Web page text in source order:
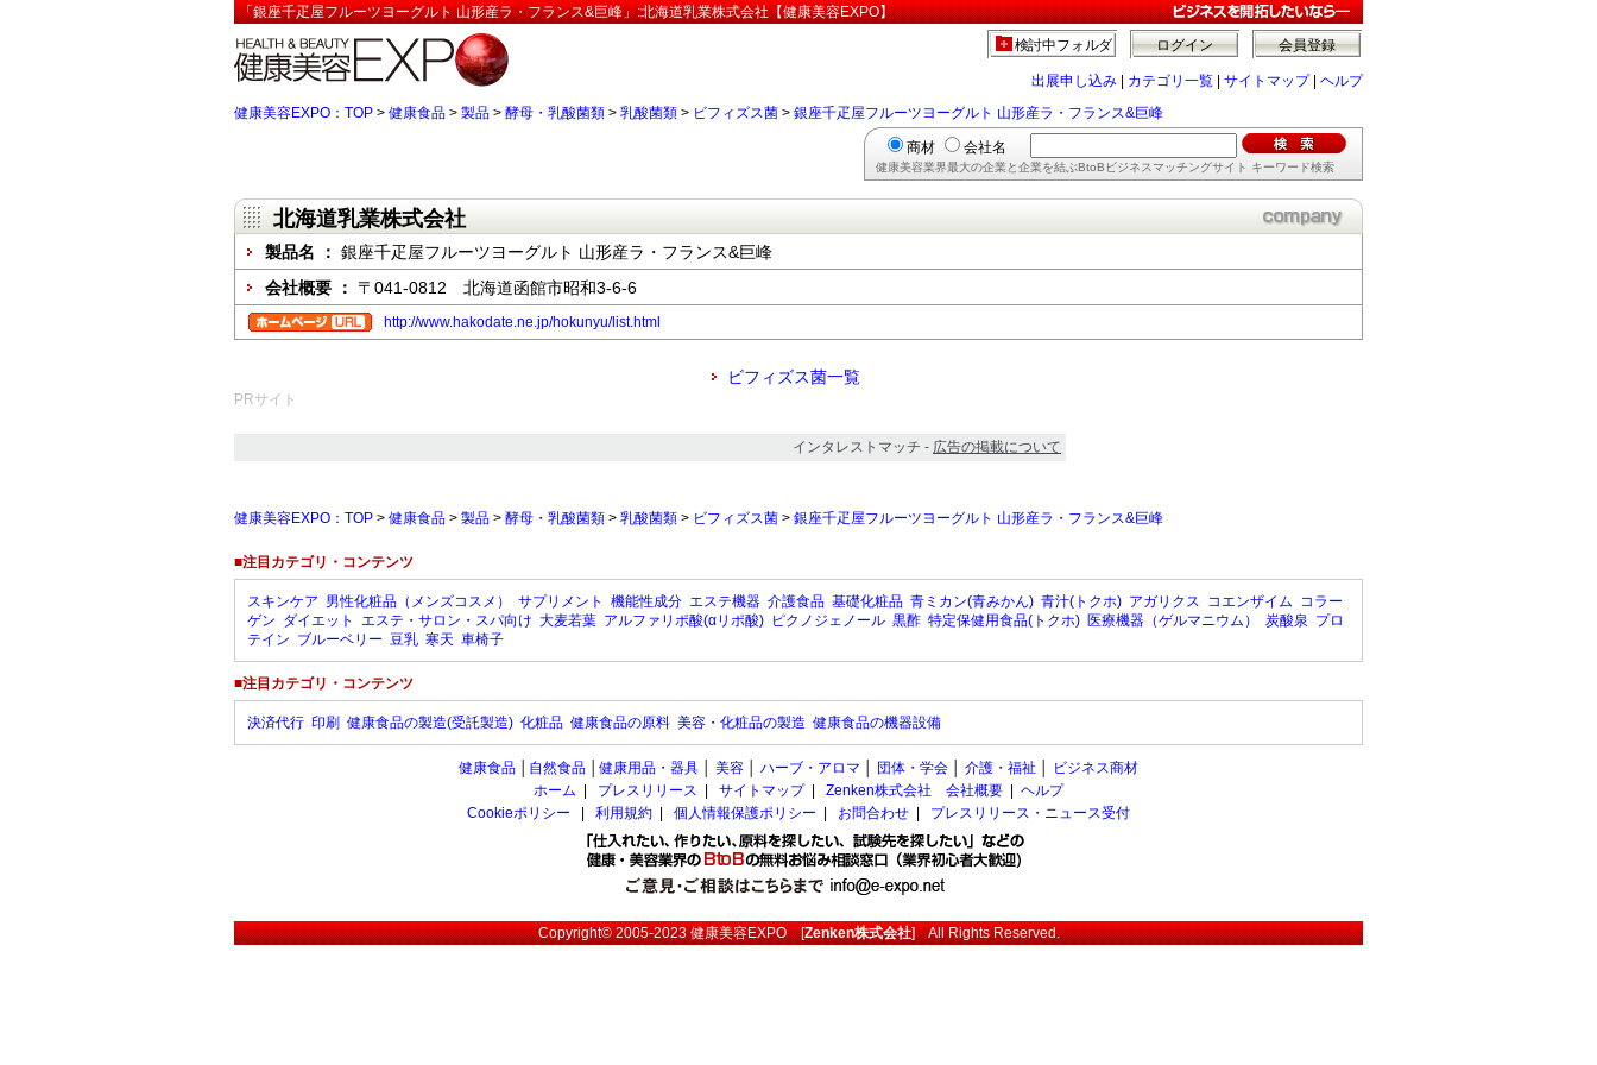
「銀座千疋屋フルーツヨーグルト 山形産ラ・フランス&巨峰」:北海道乳業株式会社【健康美容EXPO】
会員登録
ログイン
検討中フォルダ
出展申し込み カテゴリ一覧 サイトマップ| ヘルプ
健康美容EXPO：TOP > 健康食品 > 製品 > 酵母・乳酸菌類 > 乳酸菌類 > ビフィズス菌 > 銀座千疋屋フルーツヨーグルト 山形産ラ・フランス&巨峰
商材 会社名
健康美容業界最大の企業と企業を結ぶBtoBビジネスマッチングサイト キーワード検索
北海道乳業株式会社
製品名 ： 銀座千疋屋フルーツヨーグルト 山形産ラ・フランス&巨峰
会社概要 ： 〒041-0812 北海道函館市昭和3-6-6
http://www.hakodate.ne.jp/hokunyu/list.html
ビフィズス菌一覧
PRサイト
インタレストマッチ - 広告の掲載について
健康美容EXPO：TOP > 健康食品 > 製品 > 酵母・乳酸菌類 > 乳酸菌類 > ビフィズス菌 > 銀座千疋屋フルーツヨーグルト 山形産ラ・フランス&巨峰
■注目カテゴリ・コンテンツ
スキンケア 男性化粧品（メンズコスメ） サプリメント 機能性成分 エステ機器 介護食品 基礎化粧品 青ミカン(青みかん) 青汁(トクホ) アガリクス コエンザイム コラー
ゲン ダイエット エステ・サロン・スパ向け 大麦若葉 アルファリポ酸(αリポ酸) ピクノジェノール 黒酢 特定保健用食品(トクホ) 医療機器（ゲルマニウム） 炭酸泉 プロ
テイン ブルーベリー 豆乳 寒天 車椅子
■注目カテゴリ・コンテンツ
決済代行 印刷 健康食品の製造(受託製造) 化粧品 健康食品の原料 美容・化粧品の製造 健康食品の機器設備
健康食品 自然食品 健康用品・器具 美容 ハーブ・アロマ 団体・学会 介護・福祉
ビジネス商材
ホーム
プレスリリース サイトマップ| Zenken株式会社 会社概要
ヘルプ
Cookieポリシー
利用規約 個人情報保護ポリシー お問合わせ プレスリリース・ニュース受付
Copyright© 2005-2023健康美容EXPO[Zenken株式会社] All Rights Reserved.